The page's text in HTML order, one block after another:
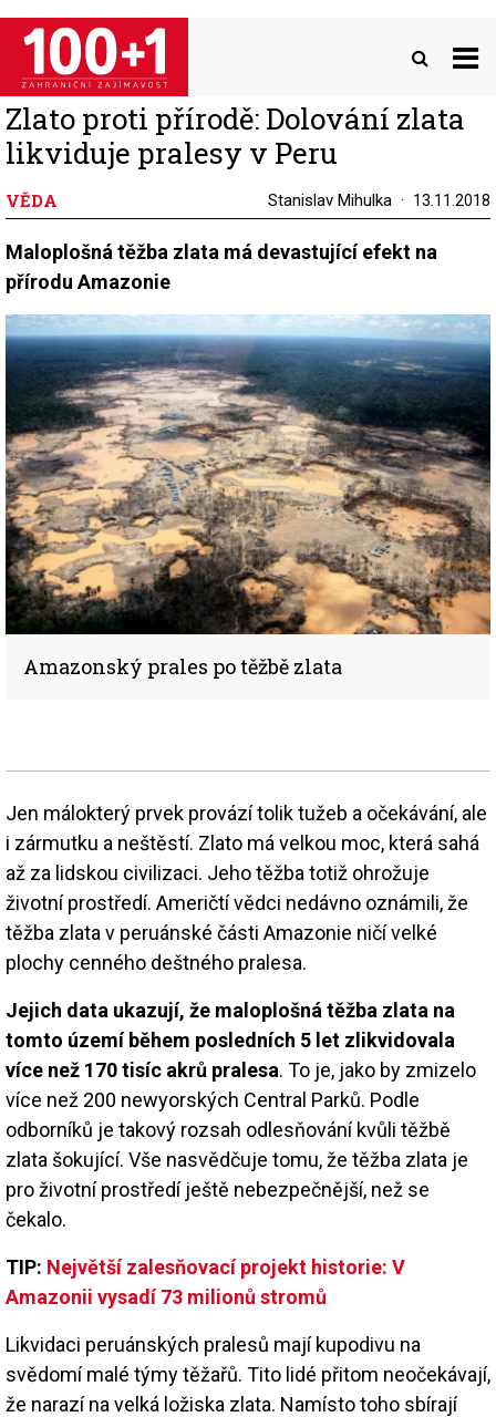
Přejít
hlavnímu
obsahu
Zlato proti přírodě: Dolování zlata
likviduje pralesy v Peru
VĚDA Stanislav Mihulka 13.11.2018
Maloplošná těžba zlata má devastující efekt na
přírodu Amazonie
Amazonský prales po těžbě zlata
Jen málokterý prvek provází tolik tužeb a očekávání, ale
i zármutku a neštěstí. Zlato má velkou moc, která sahá
až za lidskou civilizaci. Jeho těžba totiž ohrožuje
životní prostředí. Američtí vědci nedávno oznámili, že
těžba zlata v peruánské části Amazonie ničí velké
plochy cenného deštného pralesa.
Jejich data ukazují, že maloplošná těžba zlata na
tomto území během posledních 5 let zlikvidovala
více než 170 tisíc akrů pralesa. To je, jako by zmizelo
více než 200 newyorských Central Parků. Podle
odborníků je takový rozsah odlesňování kvůli těžbě
zlata šokující. Vše nasvědčuje tomu, že těžba zlata je
pro životní prostředí ještě nebezpečnější, než se
čekalo.
TIP: Největší zalesňovací projekt historie: V
Amazonii vysadí 73 milionů stromů
Likvidaci peruánských pralesů mají kupodivu na
svědomí malé týmy těžařů. Tito lidé přitom neočekávají,
že narazí na velká ložiska zlata. Namísto toho sbírají